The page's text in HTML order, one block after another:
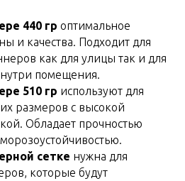
440 гр оптимальное
и качества. Подходит для
как для улицы так и для
помещения.
510 гр используют для
размеров с высокой
Обладает прочностью
сетке нужна для
которые будут